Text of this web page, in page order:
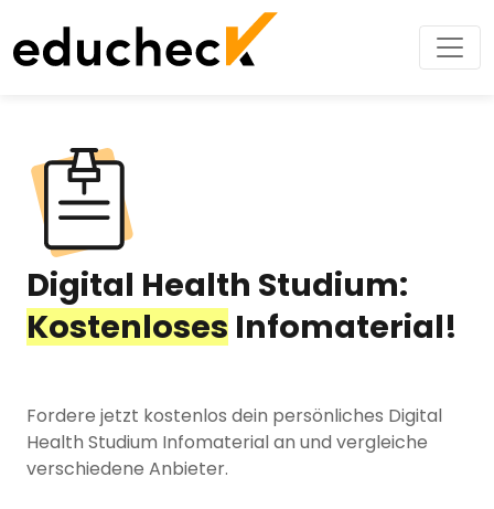
Digital Health Studium:
Kostenloses Infomaterial!
Fordere jetzt kostenlos dein persönliches Digital
Health Studium Infomaterial an und vergleiche
verschiedene Anbieter.